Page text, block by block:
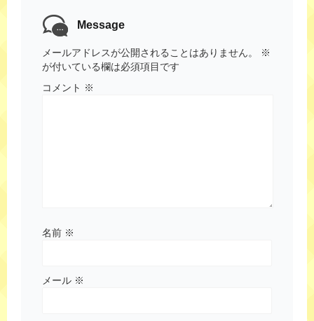
Message
メールアドレスが公開されることはありません。
※
が付いている欄は必須項目です
コメント ※
名前 ※
メール ※